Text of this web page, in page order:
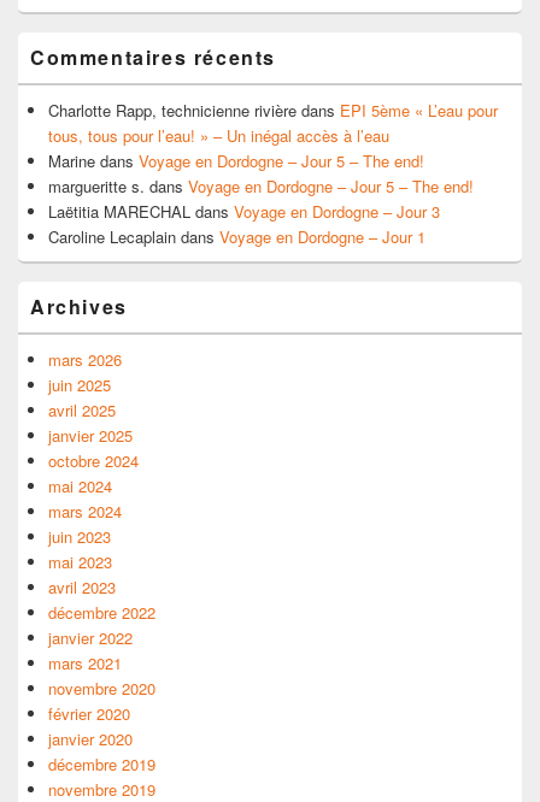
Commentaires récents
Charlotte Rapp, technicienne rivière dans EPI 5ème « L’eau pour
tous, tous pour l’eau! » – Un inégal accès à l’eau
Marine dans Voyage en Dordogne – Jour 5 – The end!
margueritte s. dans Voyage en Dordogne – Jour 5 – The end!
Laëtitia MARECHAL dans Voyage en Dordogne – Jour 3
Caroline Lecaplain dans Voyage en Dordogne – Jour 1
Archives
mars 2026
juin 2025
avril 2025
janvier 2025
octobre 2024
mai 2024
mars 2024
juin 2023
mai 2023
avril 2023
décembre 2022
janvier 2022
mars 2021
novembre 2020
février 2020
janvier 2020
décembre 2019
novembre 2019